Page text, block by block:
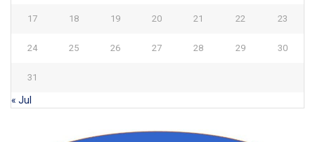
17 18 19 20 21 22 23
24 25 26 27 28 29 30
31
« Jul